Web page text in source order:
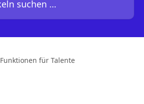
Funktionen für Talente